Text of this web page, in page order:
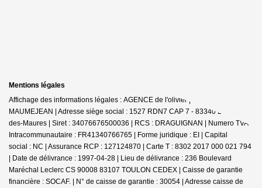
Mentions légales
Affichage des informations légales : AGENCE de l'olivier | Raison sociale : D
MAUMEJEAN | Adresse siège social : 1527 RDN7 CAP 7 - 83340 Le Cannet-
des-Maures | Siret : 34076676500036 | RCS : DRAGUIGNAN | Numero TVA
Intracommunautaire : FR41340766765 | Forme juridique : EI | Capital
social : NC | Assurance RCP : 127124870 | Carte T : 8302 2017 000 021 794
| Date de délivrance : 1997-04-28 | Lieu de délivrance : 236 Boulevard
Maréchal Leclerc CS 90008 83107 TOULON CEDEX | Caisse de garantie
financière : SOCAF. | N° de caisse de garantie : 30054 | Adresse caisse de